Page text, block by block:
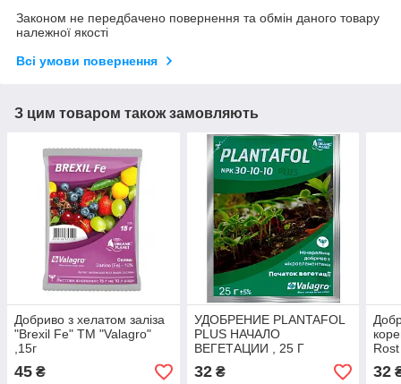
Законом не передбачено повернення та обмін даного товару
належної якості
Всі умови повернення
З цим товаром також замовляють
Добриво з хелатом заліза
"Brexil Fe" ТМ "Valagro"
,15г
45 ₴
УДОБРЕНИЕ PLANTAFOL
PLUS НАЧАЛО
ВЕГЕТАЦИИ , 25 Г
VALAGRO
32₴ 32